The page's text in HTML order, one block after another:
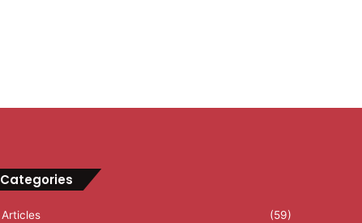
Categories
Articles (59)